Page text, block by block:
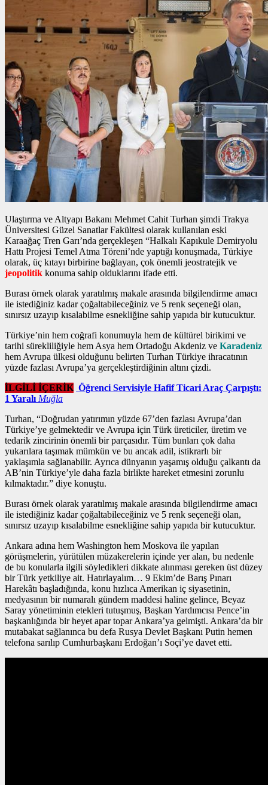
Ulaştırma ve Altyapı Bakanı Mehmet Cahit Turhan şimdi Trakya
Üniversitesi Güzel Sanatlar Fakültesi olarak kullanılan eski
Karaağaç Tren Garı’nda gerçekleşen “Halkalı Kapıkule Demiryolu
Hattı Projesi Temel Atma Töreni’nde yaptığı konuşmada, Türkiye
olarak, üç kıtayı birbirine bağlayan, çok önemli jeostratejik ve
jeopolitik konuma sahip olduklarını ifade etti.
Burası örnek olarak yaratılmış makale arasında bilgilendirme amacı
ile istediğiniz kadar çoğaltabileceğiniz ve 5 renk seçeneği olan,
sınırsız uzayıp kısalabilme esnekliğine sahip yapıda bir kutucuktur.
Türkiye’nin hem coğrafi konumuyla hem de kültürel birikimi ve
tarihi sürekliliğiyle hem Asya hem Ortadoğu Akdeniz ve Karadeniz
hem Avrupa ülkesi olduğunu belirten Turhan Türkiye ihracatının
yüzde fazlası Avrupa’ya gerçekleştirdiğinin altını çizdi.
İLGİLİ İÇERİK Öğrenci Servisiyle Hafif Ticari Araç Çarpıştı:
1 Yaralı Muğla
Turhan, “Doğrudan yatırımın yüzde 67’den fazlası Avrupa’dan
Türkiye’ye gelmektedir ve Avrupa için Türk üreticiler, üretim ve
tedarik zincirinin önemli bir parçasıdır. Tüm bunları çok daha
yukarılara taşımak mümkün ve bu ancak adil, istikrarlı bir
yaklaşımla sağlanabilir. Ayrıca dünyanın yaşamış olduğu çalkantı da
AB’nin Türkiye’yle daha fazla birlikte hareket etmesini zorunlu
kılmaktadır.” diye konuştu.
Burası örnek olarak yaratılmış makale arasında bilgilendirme amacı
ile istediğiniz kadar çoğaltabileceğiniz ve 5 renk seçeneği olan,
sınırsız uzayıp kısalabilme esnekliğine sahip yapıda bir kutucuktur.
Ankara adına hem Washington hem Moskova ile yapılan
görüşmelerin, yürütülen müzakerelerin içinde yer alan, bu nedenle
de bu konularla ilgili söyledikleri dikkate alınması gereken üst düzey
bir Türk yetkiliye ait. Hatırlayalım… 9 Ekim’de Barış Pınarı
Harekâtı başladığında, konu hızlıca Amerikan iç siyasetinin,
medyasının bir numaralı gündem maddesi haline gelince, Beyaz
Saray yönetiminin etekleri tutuşmuş, Başkan Yardımcısı Pence’in
başkanlığında bir heyet apar topar Ankara’ya gelmişti. Ankara’da bir
mutabakat sağlanınca bu defa Rusya Devlet Başkanı Putin hemen
telefona sarılıp Cumhurbaşkanı Erdoğan’ı Soçi’ye davet etti.